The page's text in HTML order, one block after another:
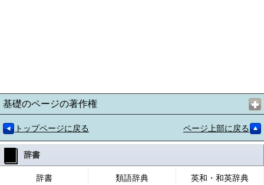
基礎のページの著作権
トップページに戻る ページ上部に戻る
辞書
辞書 類語辞典 英和・和英辞典